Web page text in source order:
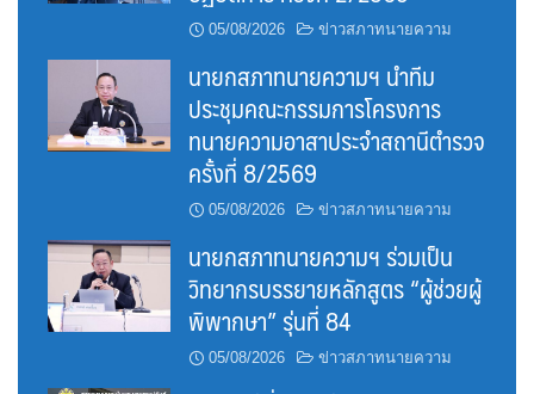
05/08/2026 ข่าวสภาทนายความ
นายกสภาทนายความฯ นำทีม
ประชุมคณะกรรมการโครงการ
ทนายความอาสาประจำสถานีตำรวจ
ครั้งที่ 8/2569
05/08/2026 ข่าวสภาทนายความ
นายกสภาทนายความฯ ร่วมเป็น
วิทยากรบรรยายหลักสูตร “ผู้ช่วยผู้
พิพากษา” รุ่นที่ 84
05/08/2026 ข่าวสภาทนายความ